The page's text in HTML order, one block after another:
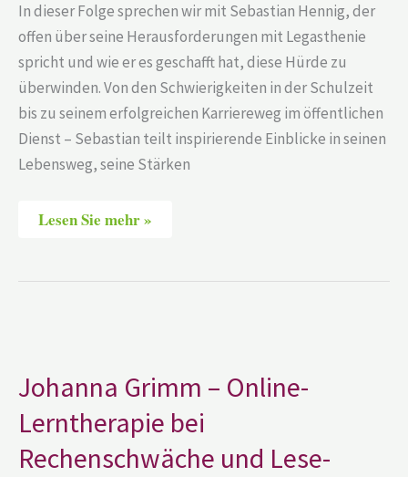
In dieser Folge sprechen wir mit Sebastian Hennig, der
offen über seine Herausforderungen mit Legasthenie
spricht und wie er es geschafft hat, diese Hürde zu
überwinden. Von den Schwierigkeiten in der Schulzeit
bis zu seinem erfolgreichen Karriereweg im öffentlichen
Dienst – Sebastian teilt inspirierende Einblicke in seinen
Lebensweg, seine Stärken
Lesen Sie mehr »
Johanna Grimm – Online-
Lerntherapie bei
Rechenschwäche und Lese-
Online-
Lerntherapie
Rechenschwäche
und
Lese-
Rechtschreib-